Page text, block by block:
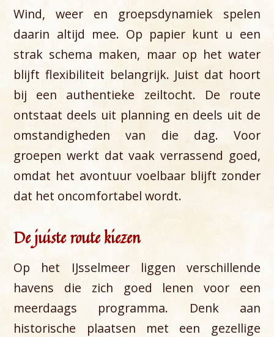
Wind, weer en groepsdynamiek spelen
daarin altijd mee. Op papier kunt u een
strak schema maken, maar op het water
blijft flexibiliteit belangrijk. Juist dat hoort
bij een authentieke zeiltocht. De route
ontstaat deels uit planning en deels uit de
omstandigheden van die dag. Voor
groepen werkt dat vaak verrassend goed,
omdat het avontuur voelbaar blijft zonder
dat het oncomfortabel wordt.
De juiste route kiezen
Op het IJsselmeer liggen verschillende
havens die zich goed lenen voor een
meerdaags programma. Denk aan
historische plaatsen met een gezellige